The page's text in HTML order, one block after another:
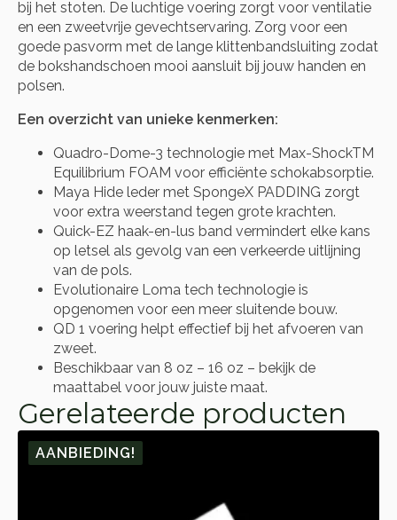
bij het stoten. De luchtige voering zorgt voor ventilatie
en een zweetvrije gevechtservaring. Zorg voor een
goede pasvorm met de lange klittenbandsluiting zodat
de bokshandschoen mooi aansluit bij jouw handen en
polsen.
Een overzicht van unieke kenmerken:
Quadro-Dome-3 technologie met Max-ShockTM
Equilibrium FOAM voor efficiënte schokabsorptie.
Maya Hide leder met SpongeX PADDING zorgt
voor extra weerstand tegen grote krachten.
Quick-EZ haak-en-lus band vermindert elke kans
op letsel als gevolg van een verkeerde uitlijning
van de pols.
Evolutionaire Loma tech technologie is
opgenomen voor een meer sluitende bouw.
QD 1 voering helpt effectief bij het afvoeren van
zweet.
Beschikbaar van 8 oz – 16 oz – bekijk de
maattabel voor jouw juiste maat.
Gerelateerde producten
AANBIEDING!